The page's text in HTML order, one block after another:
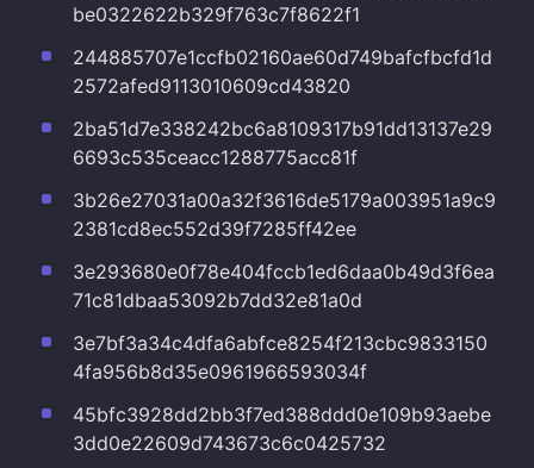
be0322622b329f763c7f8622f1
244885707e1ccfb02160ae60d749bafcfbcfd1d
2572afed9113010609cd43820
2ba51d7e338242bc6a8109317b91dd13137e29
6693c535ceacc1288775acc81f
3b26e27031a00a32f3616de5179a003951a9c9
2381cd8ec552d39f7285ff42ee
3e293680e0f78e404fccb1ed6daa0b49d3f6ea
71c81dbaa53092b7dd32e81a0d
3e7bf3a34c4dfa6abfce8254f213cbc9833150
4fa956b8d35e0961966593034f
45bfc3928dd2bb3f7ed388ddd0e109b93aebe
3dd0e22609d743673c6c0425732